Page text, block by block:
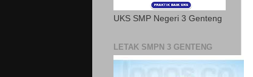
UKS SMP Negeri 3 Genteng
LETAK SMPN 3 GENTENG